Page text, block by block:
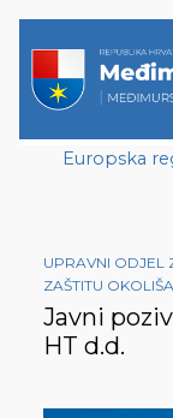
Europska
UPRAVNI ODJEL
ZAŠTITU OKOLIŠA
Javni
HT d.d.